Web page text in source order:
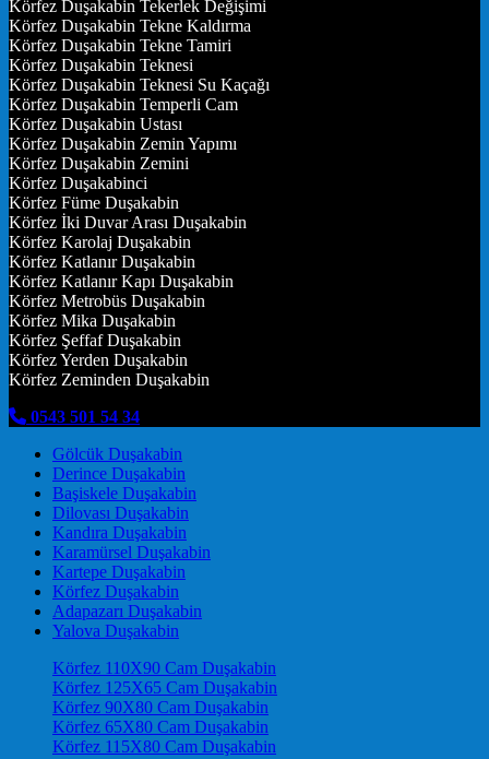
Körfez Duşakabin Tekerlek Değişimi
Körfez Duşakabin Tekne Kaldırma
Körfez Duşakabin Tekne Tamiri
Körfez Duşakabin Teknesi
Körfez Duşakabin Teknesi Su Kaçağı
Körfez Duşakabin Temperli Cam
Körfez Duşakabin Ustası
Körfez Duşakabin Zemin Yapımı
Körfez Duşakabin Zemini
Körfez Duşakabinci
Körfez Füme Duşakabin
Körfez İki Duvar Arası Duşakabin
Körfez Karolaj Duşakabin
Körfez Katlanır Duşakabin
Körfez Katlanır Kapı Duşakabin
Körfez Metrobüs Duşakabin
Körfez Mika Duşakabin
Körfez Şeffaf Duşakabin
Körfez Yerden Duşakabin
Körfez Zeminden Duşakabin
0543 501 54 34
Gölcük Duşakabin
Derince Duşakabin
Başiskele Duşakabin
Dilovası Duşakabin
Kandıra Duşakabin
Karamürsel Duşakabin
Kartepe Duşakabin
Körfez Duşakabin
Adapazarı Duşakabin
Yalova Duşakabin
Körfez 110X90 Cam Duşakabin
Körfez 125X65 Cam Duşakabin
Körfez 90X80 Cam Duşakabin
Körfez 65X80 Cam Duşakabin
Körfez 115X80 Cam Duşakabin